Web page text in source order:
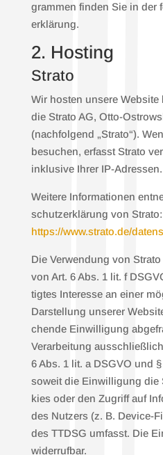
gram­men fin­den Sie in
er­klä­rung.
2. Hos­ting
Stra­to
Wir hos­ten unse­re Web­site
die Stra­to AG, Otto-
(nach­fol­gend „Stra­to“).
besu­chen, erfasst Stra­to
inklu­si­ve Ihrer IP-Adres­sen.
Wei­te­re Infor­ma­tio­nen
schutz­er­klä­rung von Stra­to:
https://www.strato.de/
Die Ver­wen­dung von
von Art. 6 Abs. 1 lit. f
tig­tes Inter­es­se an einer
Dar­stel­lung unse­rer
chen­de Ein­wil­li­gung
Ver­ar­bei­tung
6 Abs. 1 lit. a DSGVO und
soweit die Ein­wil­li­gung
kies oder den Zugriff auf
des Nut­zers (z. B. Device-
des TTDSG umfasst. Die
wider­ruf­bar.